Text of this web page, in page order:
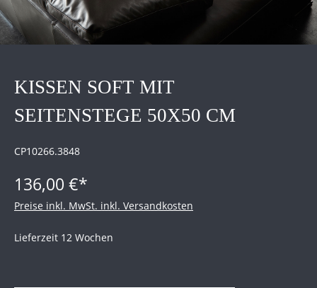
KISSEN SOFT MIT
SEITENSTEGE 50X50 CM
CP10266.3848
136,00 €*
Preise inkl. MwSt. inkl. Versandkosten
Lieferzeit 12 Wochen